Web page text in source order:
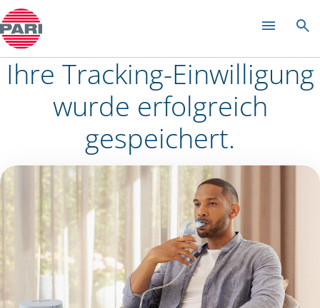
Öffne Untermenü
Blog
Ihre Tracking-Einwilligung
wurde erfolgreich
gespeichert.